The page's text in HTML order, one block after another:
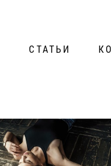
СТАТЬИ